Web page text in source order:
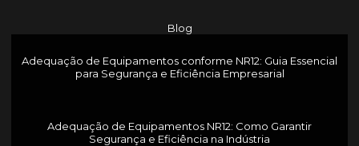
Blog
Adequação de Equipamentos conforme NR12: Guia Essencial
para Segurança e Eficiência Empresarial
Adequação de Equipamentos NR12: Como Garantir
Segurança e Eficiência na Indústria